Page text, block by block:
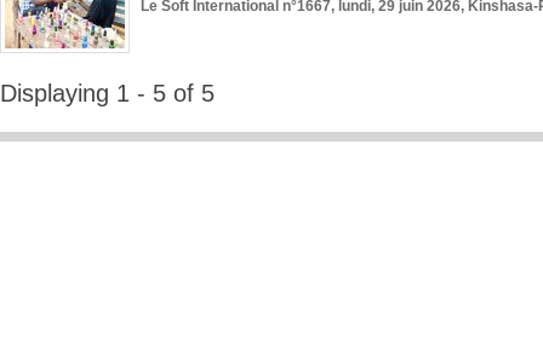
Le Soft International n°1667, lundi, 29 juin 2026,
Displaying 1 - 5 of 5